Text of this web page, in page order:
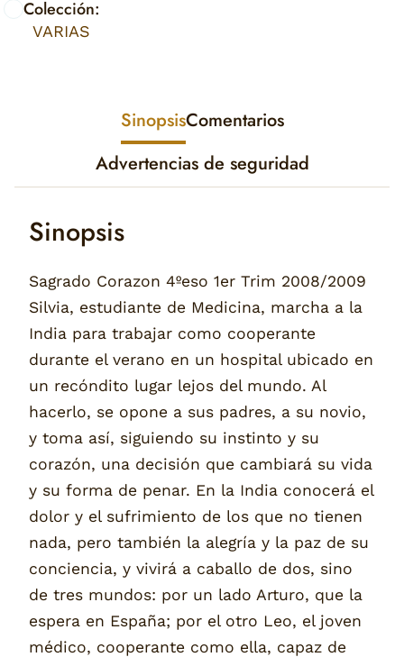
Colección:
VARIAS
SinopsisComentarios
Advertencias de seguridad
Sinopsis
Sagrado Corazon 4ºeso 1er Trim 2008/2009
Silvia, estudiante de Medicina, marcha a la
India para trabajar como cooperante
durante el verano en un hospital ubicado en
un recóndito lugar lejos del mundo. Al
hacerlo, se opone a sus padres, a su novio,
y toma así, siguiendo su instinto y su
corazón, una decisión que cambiará su vida
y su forma de penar. En la India conocerá el
dolor y el sufrimiento de los que no tienen
nada, pero también la alegría y la paz de su
conciencia, y vivirá a caballo de dos, sino
de tres mundos: por un lado Arturo, que la
espera en España; por el otro Leo, el joven
médico, cooperante como ella, capaz de